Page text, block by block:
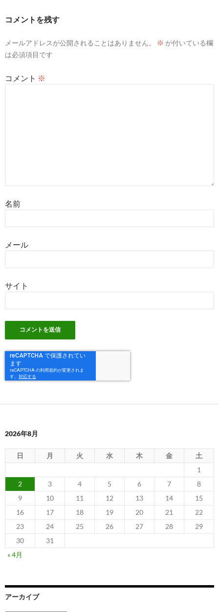
ョ
コメントを残す
メールアドレスが公開されることはありません。 ※ が付いている欄
は必須項目です
コメント ※
名前
メール
サイト
2026年8月
日 月 火 水 木 金
土
1
2
3 4 5 6 7
8
9
10 11 12 13 14
15
16
17 18 19 20 21
22
23
24 25 26 27 28
29
30
31
« 4月
アーカイブ